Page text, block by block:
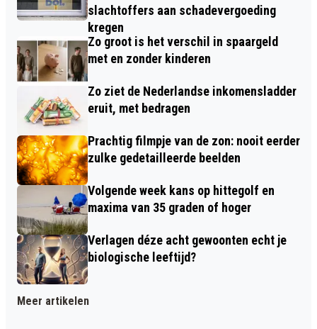
slachtoffers aan schadevergoeding
kregen
Zo groot is het verschil in spaargeld
met en zonder kinderen
Zo ziet de Nederlandse inkomensladder
eruit, met bedragen
Prachtig filmpje van de zon: nooit eerder
zulke gedetailleerde beelden
Volgende week kans op hittegolf en
maxima van 35 graden of hoger
Verlagen déze acht gewoonten echt je
biologische leeftijd?
Meer artikelen